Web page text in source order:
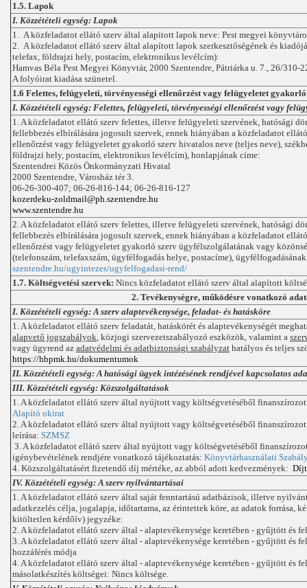
1.5. Lapok
I. Közzétételi egység: Lapok
1. A közfeladatot ellátó szerv által alapított lapok neve: Pest megyei
2. A közfeladatot ellátó szerv által alapított lapok szerkesztőségének és
telefax, földrajzi hely, postacím, elektronikus levélcím):
Hamvas Béla Pest Megyei Könyvtár, 2000 Szentendre, Pátriárka u. 7., 26/
A folyóirat kiadása szünetel.
1.6 Felettes, felügyeleti, törvényességi ellenőrzést vagy felügyeletet
I. Közzétételi egység: Felettes, felügyeleti, törvényességi ellenőrzést vagy
1. A közfeladatot ellátó szerv felettes, illetve felügyeleti szervének, hatósági
fellebbezés elbírálására jogosult szervek, ennek hiányában a közfeladatot
ellenőrzést vagy felügyeletet gyakorló szerv hivatalos neve (teljes neve),
földrajzi hely, postacím, elektronikus levélcím), honlapjának címe:
Szentendrei Közös Önkormányzati Hivatal
2000 Szentendre, Városház tér 3.
06-26-300-407; 06-26-816-144; 06-26-816-127
kozerdeku-zoldmail@ph.szentendre.hu
www.szentendre.hu
2. A közfeladatot ellátó szerv felettes, illetve felügyeleti szervének, hatósági
fellebbezés elbírálására jogosult szervek, ennek hiányában a közfeladatot
ellenőrzést vagy felügyeletet gyakorló szerv ügyfélszolgálatának vagy
(telefonszám, telefaxszám, ügyfélfogadás helye, postacíme),
szentendre.hu/ugyintezes/ugyfelfogadasi-rend/
1.7. Költségvetési szervek: Nincs közfeladatot ellátó szerv által alapított
2. Tevékenységre, működésre vonatkozó
I. Közzétételi egység: A szerv alaptevékenysége, feladat- és hatásköre
1. A közfeladatot ellátó szerv feladatát, hatáskörét és alaptevékenységét
alapvető jogszabályok, közjogi szervezetszabályozó eszközök, valamint a
vagy ügyrend az adatvédelmi és adatbiztonsági szabályzat hatályos és teljes
https://hbpmk.hu/dokumentumok
II. Közzétételi egység: A hatósági ügyek intézésének rendjével kapcsolatos
III. Közzétételi egység: Közszolgáltatások
1. A közfeladatot ellátó szerv által nyújtott vagy költségvetéséből
Alapító okirat
2. A közfeladatot ellátó szerv által nyújtott vagy költségvetéséből
leírása: SZMSZ
3. A közfeladatot ellátó szerv által nyújtott vagy költségvetéséből
igénybevételének rendjére vonatkozó tájékoztatás: Könyvtárhasználati
4. Közszolgáltatásért fizetendő díj mértéke, az abból adott kedvezmények:
IV. Közzétételi egység: A szerv nyilvántartásai
1. A közfeladatot ellátó szerv által saját fenntartású adatbázisok, illetve
adatkezelés célja, jogalapja, időtartama, az érintettek köre, az adatok forrása,
kitöltetlen kérdőív) jegyzéke:
2. A közfeladatot ellátó szerv által - alaptevékenysége keretében - gyűjtött és
3. A közfeladatot ellátó szerv által - alaptevékenysége keretében - gyűjtött és
hozzáférés módja
4. A közfeladatot ellátó szerv által - alaptevékenysége keretében - gyűjtött és
másolatkészítés költségei: Nincs költsége.